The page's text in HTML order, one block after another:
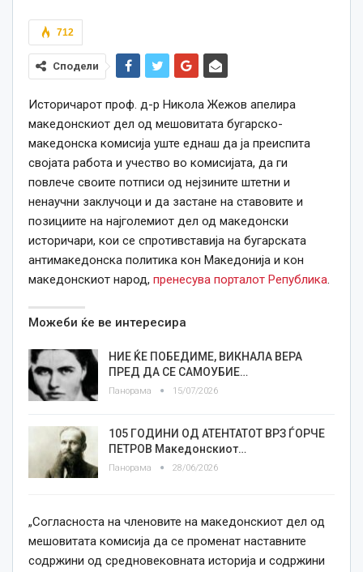
712
Сподели
Историчарот проф. д-р Никола Жежов апелира
македонскиот дел од мешовитата бугарско-
македонска комисија уште еднаш да ја преиспита
својата работа и учество во комисијата, да ги
повлече своите потписи од нејзините штетни и
ненаучни заклучоци и да застане на ставовите и
позициите на најголемиот дел од македонски
историчари, кои се спротивставија на бугарската
антимакедонска политика кон Македонија и кон
македонскиот народ, пренесува порталот Република.
Можеби ќе ве интересира
НИЕ ЌЕ ПОБЕДИМЕ, ВИКНАЛА ВЕРА
ПРЕД ДА СЕ САМОУБИЕ…
Панорама 15/07/2026
105 ГОДИНИ ОД АТЕНТАТОТ ВРЗ ЃОРЧЕ
ПЕТРОВ Македонскиот…
Панорама 28/06/2026
„Согласноста на членовите на македонскиот дел од
мешовитата комисија да се променат наставните
содржини од средновековната историја и содржини